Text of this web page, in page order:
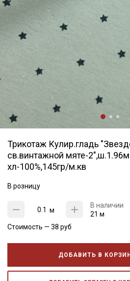
Трикотаж Кулир.гладь
св.винтажной мяте-
хл-100%,145гр/м.кв
В розницу
м
В наличии
21 м
Стоимость — 38 руб
ДОБАВИТЬ В